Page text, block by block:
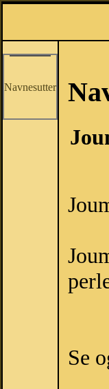
Navnesutter
Se